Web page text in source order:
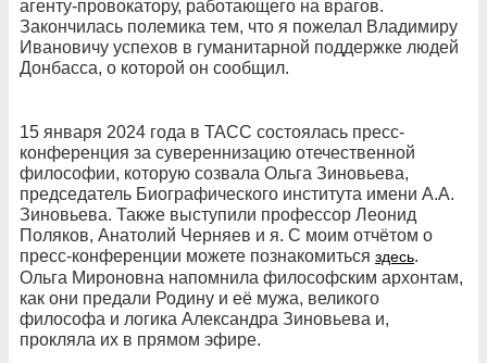
агенту-провокатору, работающего на врагов.
Закончилась полемика тем, что я пожелал Владимиру
Ивановичу успехов в гуманитарной поддержке людей
Донбасса, о которой он сообщил.
15 января 2024 года в ТАСС состоялась пресс-
конференция за сувереннизацию отечественной
философии, которую созвала Ольга Зиновьева,
председатель Биографического института имени А.А.
Зиновьева. Также выступили профессор Леонид
Поляков, Анатолий Черняев и я. С моим отчётом о
пресс-конференции можете познакомиться здесь.
Ольга Мироновна напомнила философским архонтам,
как они предали Родину и её мужа, великого
философа и логика Александра Зиновьева и,
прокляла их в прямом эфире.